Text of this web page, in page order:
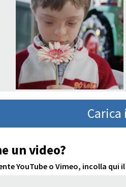
un video?
YouTube o Vimeo, incolla qui il